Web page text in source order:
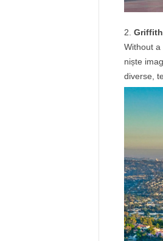
Without a
niște
diverse,